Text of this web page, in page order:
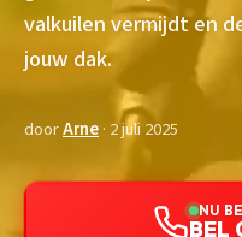
valkuilen vermijdt en
jouw dak.
doorArne· 2 juli 2025
NU
BEL